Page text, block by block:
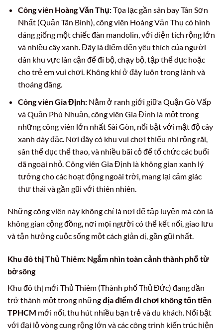
Công viên Hoàng Văn Thụ:Tọa lạc gần sân bay Tân Sơn
Nhất (Quận Tân Bình), công viên Hoàng Văn Thụ có hình
dáng giống một chiếc đàn mandolin, với diện tích rộng lớn
và nhiều cây xanh. Đây là điểm đến yêu thích của người
dân khu vực lân cận để đi bộ, chạy bộ, tập thể dục hoặc
cho trẻ em vui chơi. Không khí ở đây luôn trong lành và
thoáng đãng.
Công viên Gia Định:Nằm ở ranh giới giữa Quận Gò Vấp
và Quận Phú Nhuận, công viên Gia Định là một trong
những công viên lớn nhất Sài Gòn, nổi bật với mật độ cây
xanh dày đặc. Nơi đây có khu vui chơi thiếu nhi rộng rãi,
sân thể dục thể thao, và nhiều bãi cỏ để tổ chức các buổi
dã ngoại nhỏ. Công viên Gia Định là không gian xanh lý
tưởng cho các hoạt động ngoài trời, mang lại cảm giác
thư thái và gần gũi với thiên nhiên.
Những công viên này không chỉ là nơi để tập luyện mà còn là
không gian cộng đồng, nơi mọi người có thể kết nối, giao lưu
và tận hưởng cuộc sống một cách giản dị, gần gũi nhất.
Khu đô thị Thủ Thiêm: Ngắm nhìn toàn cảnh thành phố từ
bờ sông
Khu đô thị mới Thủ Thiêm (Thành phố Thủ Đức) đang dần
trở thành một trong nhữngđịa điểm đi chơi không tốn tiền
TPHCM mới nổi, thu hút nhiều bạn trẻ và du khách. Nổi bật
với đại lộ vòng cung rộng lớn và các công trình kiến trúc hiện